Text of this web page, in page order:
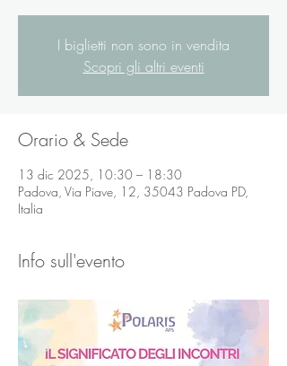
I biglietti non sono in vendita
Scopri gli altri eventi
Orario & Sede
13 dic 2025, 10:30 – 18:30
Padova, Via Piave, 12, 35043 Padova PD,
Italia
Info sull'evento